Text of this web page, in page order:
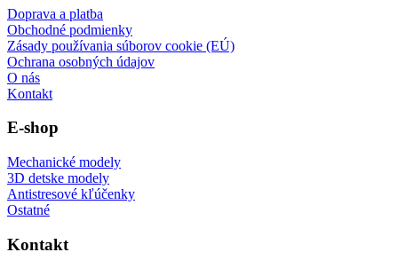
Doprava a platba
Obchodné podmienky
Zásady používania súborov cookie (EÚ)
Ochrana osobných údajov
O nás
Kontakt
E-shop
Mechanické modely
3D detske modely
Antistresové kľúčenky
Ostatné
Kontakt